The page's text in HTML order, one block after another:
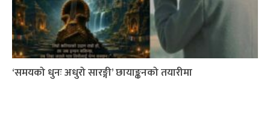
‘समयको धुनः अधुरो सारङ्गी’ छायाङ्कनको तयारीमा